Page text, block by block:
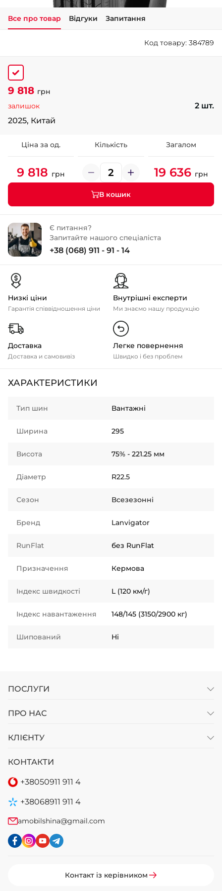
+38 (050)-911-911-2
+38 (099)-643-33-77
Все про товар Відгуки Запитання
Код товару: 384789
9 818 грн
залишок
2 шт.
2025, Китай
Ціна за од. Кількість Загалом
9 818 грн 19 636 грн
В кошик
Є питання?
Запитайте нашого спеціаліста
+38 (068) 911 - 91 - 14
Низкі ціни
Гарантія співвідношення ціни
Внутрішні експерти
Ми знаємо нашу продукцію
Доставка
Доставка и самовивіз
Легке повернення
Швидко і без проблем
ХАРАКТЕРИСТИКИ
Тип шин Вантажні
Ширина 295
Висота 75% - 221.25 мм
Діаметр R22.5
Сезон Всезезонні
Бренд Lanvigator
RunFlat без RunFlat
Призначення Кермова
Індекс швидкості L (120 км/г)
Індекс навантаження 148/145 (3150/2900 кг)
Шипований Ні
ПОСЛУГИ
ПРО НАС
КЛІЄНТУ
КОНТАКТИ
+38050911 911 4
+38068911 911 4
amobilshina@gmail.com
Контакт із керівником